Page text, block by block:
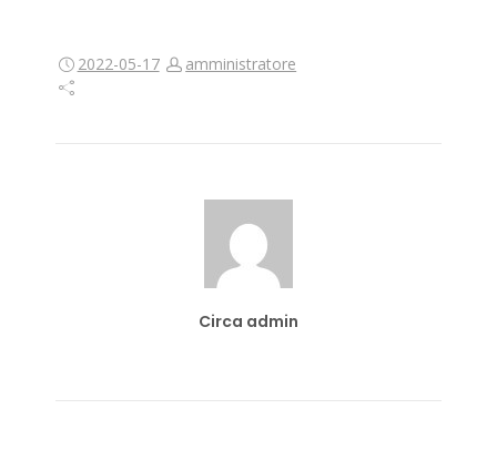
2022-05-17 amministratore
Circa admin